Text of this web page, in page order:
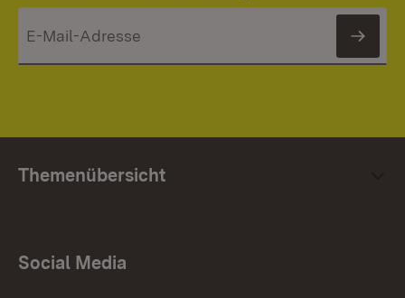
Themenübersicht
Social Media